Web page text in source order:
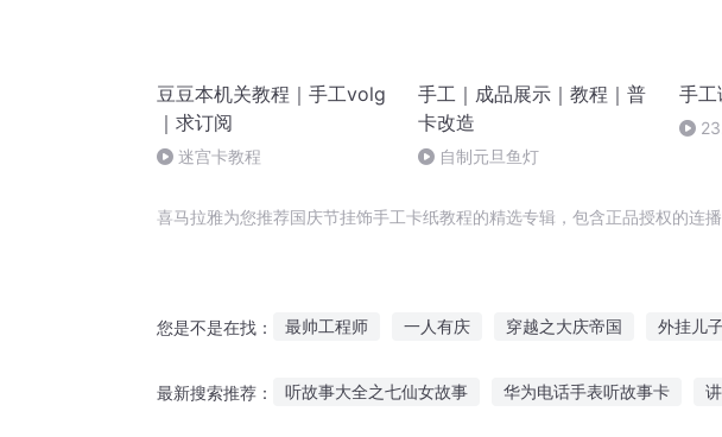
豆豆本机关教程｜手工volg
｜求订阅
迷宫卡教程
手工｜成品展示｜教程｜普
卡改造
自制元旦鱼灯
手工
喜马拉雅为您推荐国庆节挂饰手工卡纸教程的精选专辑，包含正品授权的连
您是不是在找： 最帅工程师 一人有庆 穿越之大庆帝国 外挂儿
最新搜索推荐： 听故事大全之七仙女故事 华为电话手表听故事卡